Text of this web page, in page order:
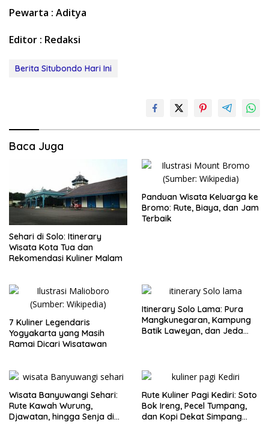
Pewarta : Aditya
Editor : Redaksi
Berita Situbondo Hari Ini
Baca Juga
Sehari di Solo: Itinerary
Wisata Kota Tua dan
Rekomendasi Kuliner Malam
Panduan Wisata Keluarga ke
Bromo: Rute, Biaya, dan Jam
Terbaik
7 Kuliner Legendaris
Yogyakarta yang Masih
Ramai Dicari Wisatawan
Itinerary Solo Lama: Pura
Mangkunegaran, Kampung
Batik Laweyan, dan Jeda
Wisata Banyuwangi Sehari:
Rute Kawah Wurung,
Djawatan, hingga Senja di
Rute Kuliner Pagi Kediri: Soto
Bok Ireng, Pecel Tumpang,
dan Kopi Dekat Simpang